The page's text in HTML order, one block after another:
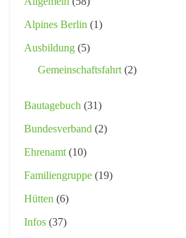
Alpines Berlin (1)
Ausbildung (5)
Gemeinschaftsfahrt (2)
Bautagebuch (31)
Bundesverband (2)
Ehrenamt (10)
Familiengruppe (19)
Hütten (6)
Infos (37)